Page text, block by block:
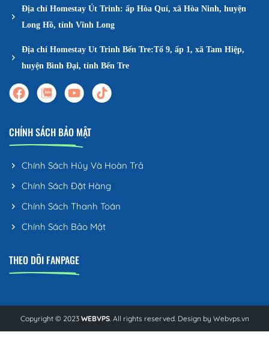
Địa chỉ Homestay Út Trinh: ấp Hòa Quí, xã Hòa Ninh, huyện
Long Hồ, tỉnh Vĩnh Long
Địa chỉ Homestay Ut Trinh Bến Tre:Tổ 9, ấp 1, xã Tam Hiệp,
huyện Bình Đại, tỉnh Bến Tre
CHÍNH SÁCH BẢO MẬT
Chính Sách Hủy Và Hoàn Trả
Chính Sách Đặt Hàng
Chính Sách Thanh Toán
Chính Sách Bảo Mật
THEO DÕI FANPAGE
Copyright © 2023 WEBVPS. All rights reserved. Design by Webvps.vn